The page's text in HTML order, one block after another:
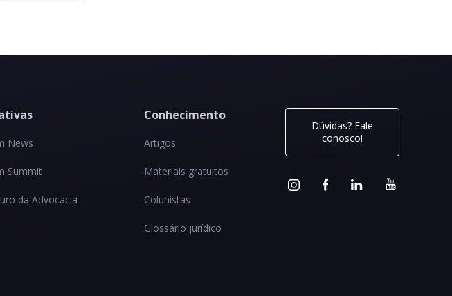
News
Summit
da Advocacia
Conhecimento
Artigos
Materiais gratuitos
Colunistas
Glossário jurídico
Dúvidas? Fale
conosco!